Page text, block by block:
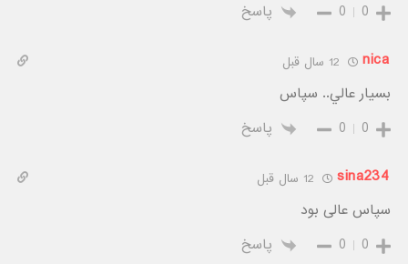
0
0 پاسخ
nica
ﺑﺴﻴﺎﺭ ﻋﺎﻟﻲ.. ﺳﭙﺎﺱ
0
0 پاسخ
sina234
سپاس عالی بود
0
0 پاسخ